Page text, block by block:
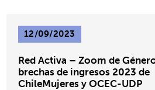
12/09/2023
Red Activa – Zoom de
brechas de ingresos 2023 de
ChileMujeres y OCEC-UDP